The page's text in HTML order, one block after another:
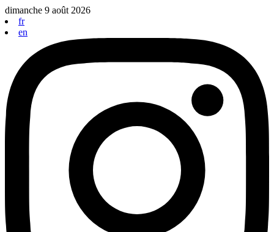
Aller
au
contenu
dimanche 9 août 2026
fr
en